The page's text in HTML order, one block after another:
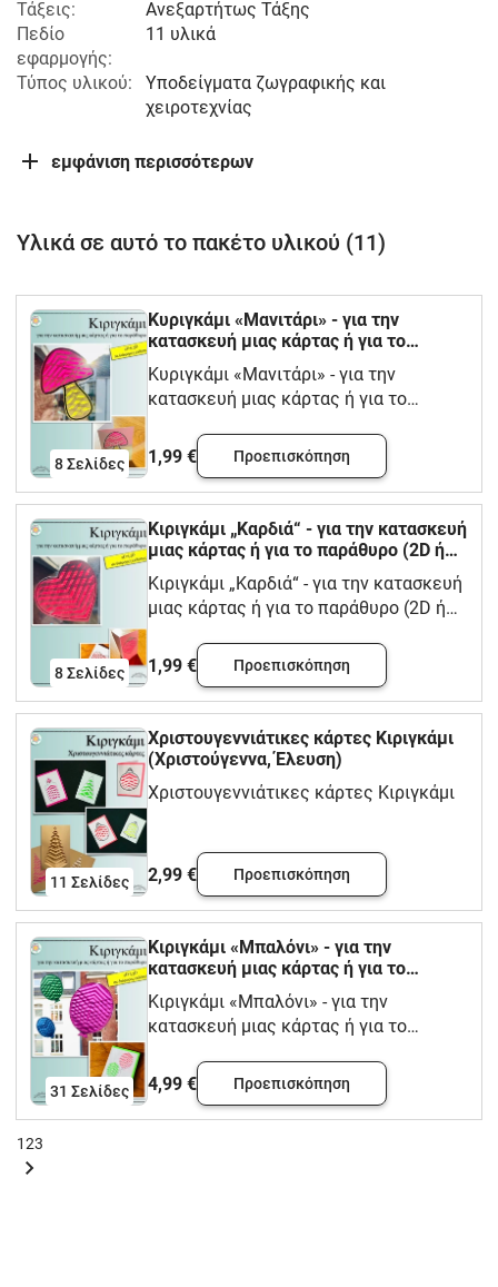
Τάξεις:
Ανεξαρτήτως Τάξης
Πεδίο
εφαρμογής:
11 υλικά
Τύπος υλικού:
Υποδείγματα ζωγραφικής και
χειροτεχνίας
εμφάνιση περισσότερων
Υλικά σε αυτό το πακέτο υλικού (11)
8Σελίδες
Κυριγκάμι «Μανιτάρι» - για την
κατασκευή μιας κάρτας ή για το
παράθυρο (2D ή 3D, σε διάφορες
εκδόσεις) - Πρωτοχρονιά, ευτυχία,
παραμονή Πρωτοχρονιάς
Κυριγκάμι «Μανιτάρι» - για την
κατασκευή μιας κάρτας ή για το
εκδόσεις) - Πρωτοχρονιά, ευτυχία,
παραμονή Πρωτοχρονιάς
1,99 € Προεπισκόπηση
8Σελίδες
Κιριγκάμι „Καρδιά“ - για την κατασκευή
μιας κάρτας ή για το παράθυρο (2D ή
3D, σε διάφορες εκδόσεις) - Γενέθλια,
Ημέρα του Αγίου Βαλεντίνου, Αγάπη
Κιριγκάμι „Καρδιά“ - για την κατασκευή
μιας κάρτας ή για το παράθυρο (2D ή
Ημέρα του Αγίου Βαλεντίνου, Αγάπη
1,99 € Προεπισκόπηση
11 Σελίδες
Χριστουγεννιάτικες κάρτες Κιριγκάμι
(Χριστούγεννα, Έλευση)
Χριστουγεννιάτικες κάρτες Κιριγκάμι
2,99 € Προεπισκόπηση
31 Σελίδες
Κιριγκάμι «Μπαλόνι» - για την
κατασκευή μιας κάρτας ή για το
παράθυρο (2D ή 3D, σε διάφορες
εκδόσεις) - Γενέθλια, Η κάρτα
πρόσκλησης
Κιριγκάμι «Μπαλόνι» - για την
κατασκευή μιας κάρτας ή για το
εκδόσεις) -
4,99 € Προεπισκόπηση
123